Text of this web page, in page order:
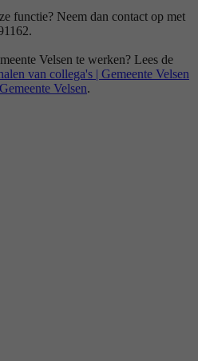
functie? Neem dan contact op met
Velsen te werken? Lees de
van collega's | Gemeente Velsen
Velsen.